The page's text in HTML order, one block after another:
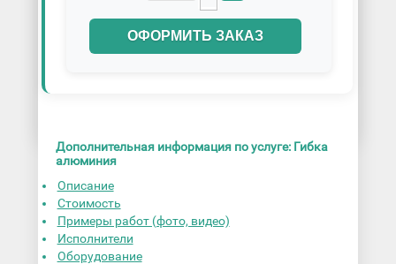
ОФОРМИТЬ ЗАКАЗ
Дополнительная информация по услуге: Гибка
алюминия
Описание
Стоимость
Примеры работ (фото, видео)
Исполнители
Оборудование